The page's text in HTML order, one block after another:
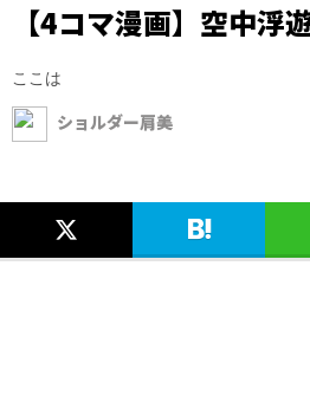
【4コマ漫画】空中浮
ここは
ショルダー肩美